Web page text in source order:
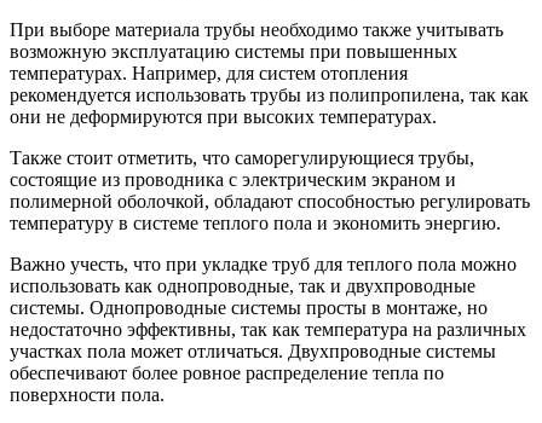
При выборе материала трубы необходимо также учитывать
возможную эксплуатацию системы при повышенных
температурах. Например, для систем отопления
рекомендуется использовать трубы из полипропилена, так как
они не деформируются при высоких температурах.
Также стоит отметить, что саморегулирующиеся трубы,
состоящие из проводника с электрическим экраном и
полимерной оболочкой, обладают способностью регулировать
температуру в системе теплого пола и экономить энергию.
Важно учесть, что при укладке труб для теплого пола можно
использовать как однопроводные, так и двухпроводные
системы. Однопроводные системы просты в монтаже, но
недостаточно эффективны, так как температура на различных
участках пола может отличаться. Двухпроводные системы
обеспечивают более ровное распределение тепла по
поверхности пола.